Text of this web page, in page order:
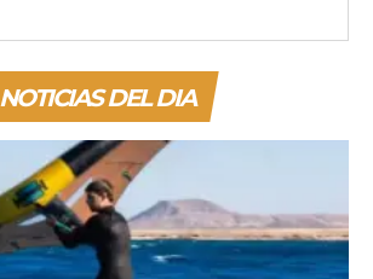
NOTICIAS DEL DIA